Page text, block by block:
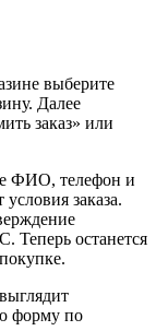
выберите
Далее
заказ» или
ФИО, телефон и
заказа.
Теперь останется
форму по